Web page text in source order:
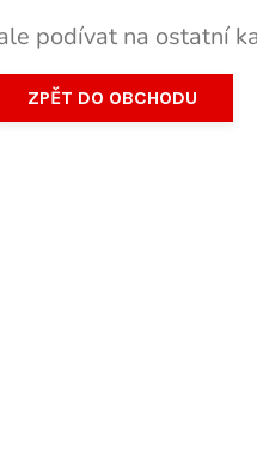
podívat na ostatní
ZPĚT DO OBCHODU